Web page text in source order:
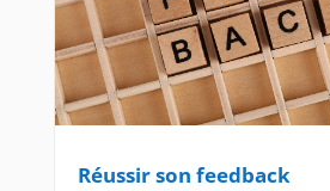
Réussir son feedback